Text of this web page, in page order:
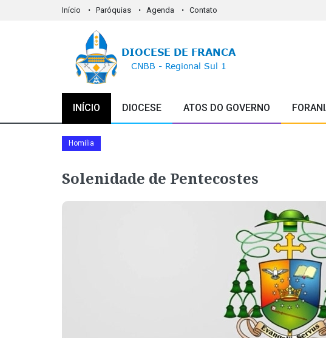
Início Paróquias Agenda Contato
INÍCIO DIOCESE ATOS DO GOVERNO
Homilia
Solenidade de Pentecostes